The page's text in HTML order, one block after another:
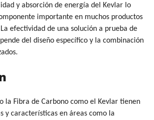
y absorción de energía del Kevlar lo
importante en muchos productos
efectividad de una solución a prueba de
del diseño específico y la combinación
la Fibra de Carbono como el Kevlar tienen
y características en áreas como la